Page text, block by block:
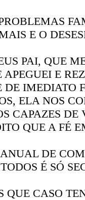
E O
PAI, QUE
E
DE IMEDIATO
ELA NOS
CAPAZES DE
QUE A FÉ
DE
É SÓ
QUE CASO